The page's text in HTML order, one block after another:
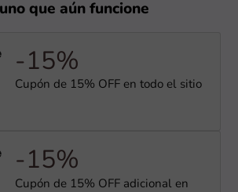
que aún funcione
-15%
Cupón de 15% OFF en todo el sitio
-15%
Cupón de 15% OFF adicional en